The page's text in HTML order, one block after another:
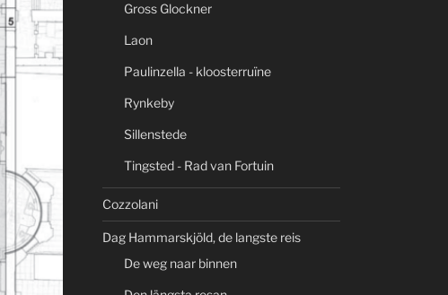
Gross Glockner
Laon
Paulinzella - kloosterruïne
Rynkeby
Sillenstede
Tingsted - Rad van Fortuin
Cozzolani
Dag Hammarskjöld, de langste reis
De weg naar binnen